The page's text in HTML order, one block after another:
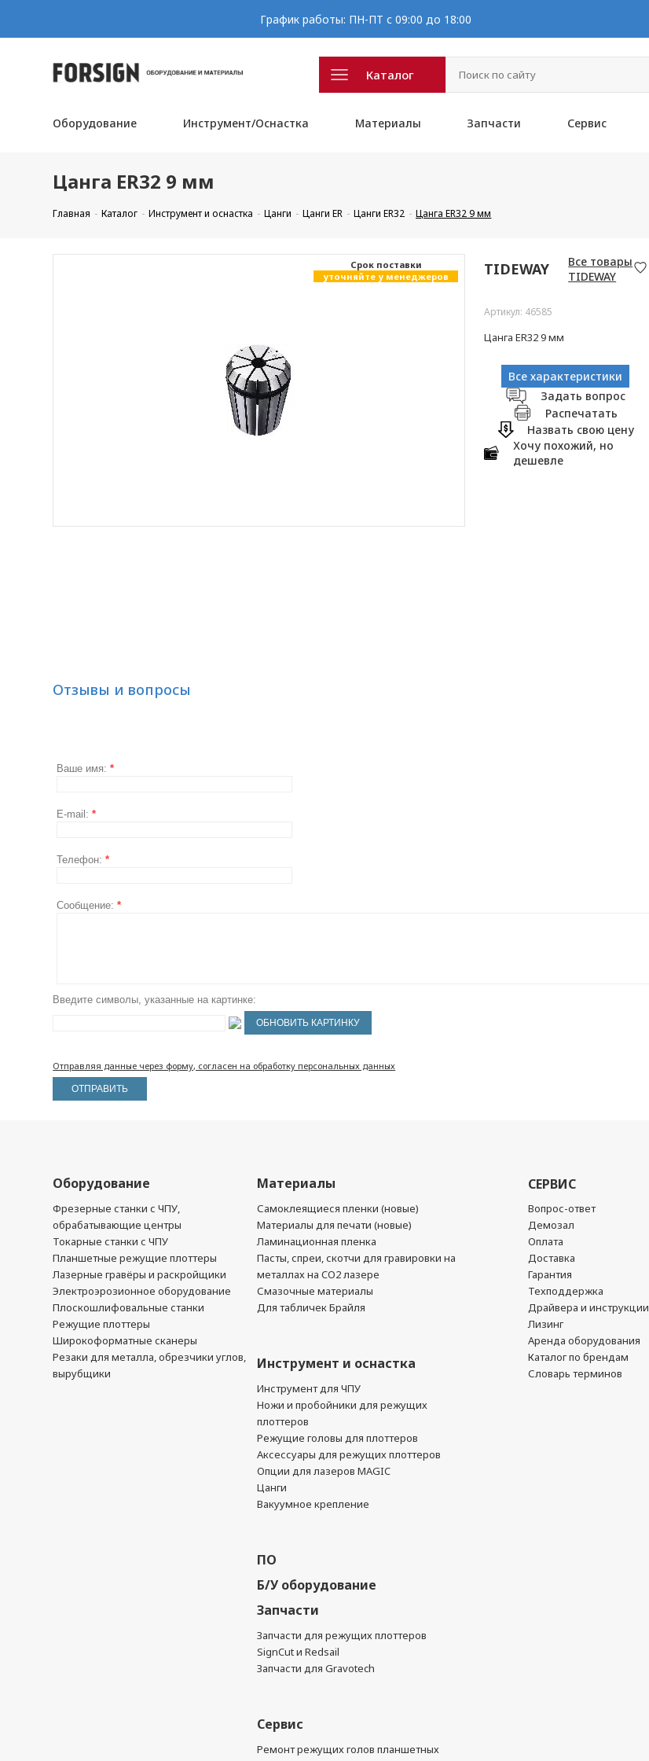
График работы: ПН-ПТ с 09:00 до 18:00
Каталог
Оборудование Инструмент/Оснастка Материалы Запчасти Сервис
Цанга ER32 9 мм
Главная Каталог Инструмент и оснастка Цанги Цанги ER Цанги ER32 Цанга ER32 9 мм
Cрок поставки
уточняйте у менеджеров
TIDEWAY
Все товары
TIDEWAY
Артикул: 46585
Цанга ER32 9 мм
Все характеристики
Задать вопрос
Распечатать
Назвать свою цену
Хочу похожий, но
дешевле
Отзывы и вопросы
Ваше имя:*
E-mail:*
Телефон:*
Сообщение:*
Введите символы, указанные на картинке:
Отправляя данные через форму, согласен на обработку персональных данных
Оборудование
Фрезерные станки с ЧПУ,
обрабатывающие центры
Токарные станки с ЧПУ
Планшетные режущие плоттеры
Лазерные гравёры и раскройщики
Электроэрозионное оборудование
Плоскошлифовальные станки
Режущие плоттеры
Широкоформатные сканеры
Резаки для металла, обрезчики углов,
вырубщики
Материалы
Самоклеящиеся пленки (новые)
Материалы для печати (новые)
Ламинационная пленка
Пасты, спреи, скотчи для гравировки на
металлах на CO2 лазере
Смазочные материалы
Для табличек Брайля
Инструмент и оснастка
Инструмент для ЧПУ
Ножи и пробойники для режущих
плоттеров
Режущие головы для плоттеров
Аксессуары для режущих плоттеров
Опции для лазеров MAGIC
Цанги
Вакуумное крепление
ПО
Б/У оборудование
Запчасти
Запчасти для режущих плоттеров
SignCut и Redsail
Запчасти для Gravotech
Сервис
Ремонт режущих голов планшетных
СЕРВИС
Вопрос-ответ
Демозал
Оплата
Доставка
Гарантия
Техподдержка
Драйвера и инструкции
Лизинг
Аренда оборудования
Каталог по брендам
Словарь терминов